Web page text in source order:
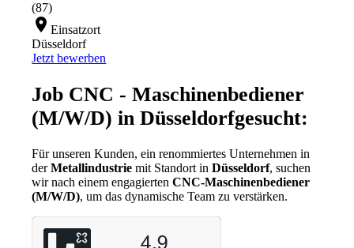
(87)
location_onEinsatzort
Düsseldorf
Jetzt bewerben
Job CNC - Maschinenbediener
(M/W/D) in Düsseldorfgesucht:
Für unseren Kunden, ein renommiertes Unternehmen in
derMetallindustriemit Standort inDüsseldorf, suchen
wir nach einem engagierten CNC-Maschinenbediener
(M/W/D), um das dynamische Team zu verstärken.